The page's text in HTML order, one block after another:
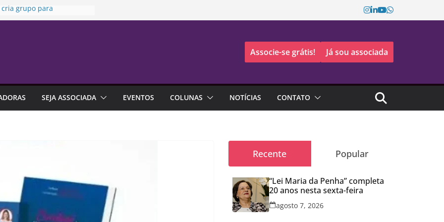
cria grupo para
uso de seguros em
indica que endividamento
da série histórica
Associe-se grátis! Já sou associada
SEJA ASSOCIADA EVENTOS COLUNAS NOTÍCIAS CONTATO
Recente Popular
“Lei Maria da Penha” completa
20 anos nesta sexta-feira
agosto 7, 2026